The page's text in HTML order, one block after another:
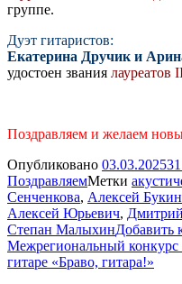
группе.
Дуэт гитаристов:
Екатерина Дручик и
удостоен звания лауреатов
Поздравляем и желаем
Опубликовано 03.03.2025
ПоздравляемМетки
Сенченкова, Алексей Букин
Алексей Юрьевич,
Степан МалыхинДобавить
Межрегиональный конкурс
гитаре «Браво, гитара!»